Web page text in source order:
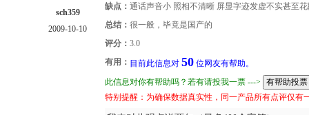
sch359
2009-10-10
缺点： 通话声音小 照相不清晰 屏显字迹发虚不实甚至
总结： 很一般，毕竟是国产的
评分： 3.0
有用： 目前此信息对 50 位网友有帮助。
此信息对你有帮助吗？若有请投我一票 --->
特别提醒：为确保数据真实性，同一产品所有点评仅有